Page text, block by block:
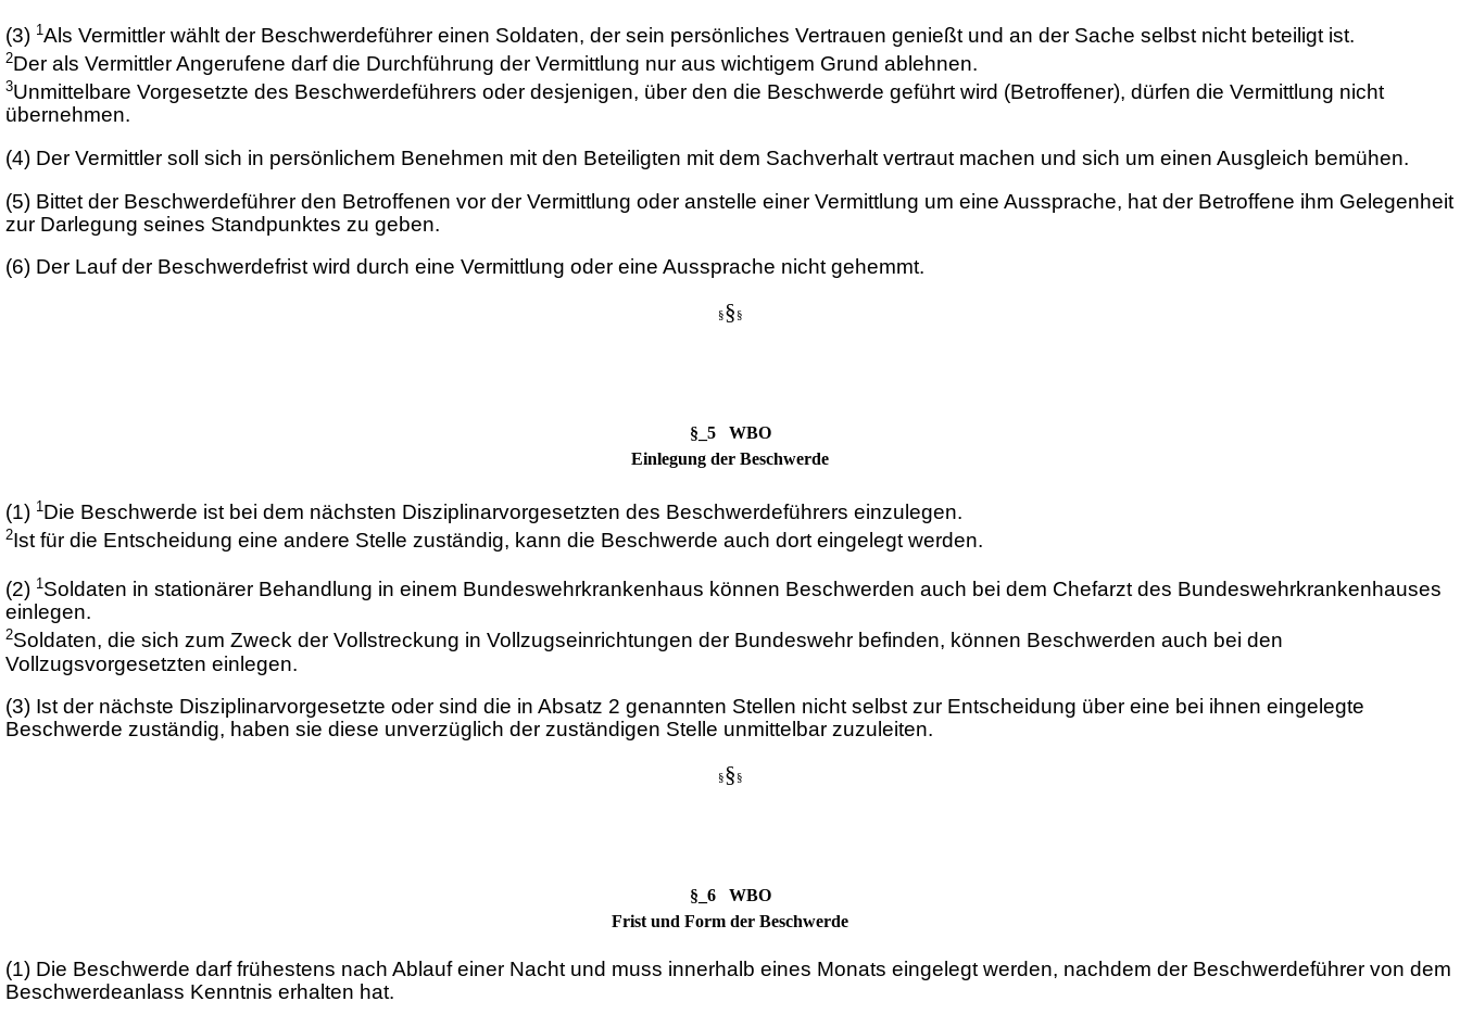
(3) 1Als Vermittler wählt der Beschwerdeführer einen Soldaten, der sein persönliches Vertrauen genießt und an der Sache selbst nicht beteiligt ist.
2Der als Vermittler Angerufene darf die Durchführung der Vermittlung nur aus wichtigem Grund ablehnen.
3Unmittelbare Vorgesetzte des Beschwerdeführers oder desjenigen, über den die Beschwerde geführt wird (Betroffener), dürfen die Vermittlung nicht
übernehmen.
(4) Der Vermittler soll sich in persönlichem Benehmen mit den Beteiligten mit dem Sachverhalt vertraut machen und sich um einen Ausgleich bemühen.
(5) Bittet der Beschwerdeführer den Betroffenen vor der Vermittlung oder anstelle einer Vermittlung um eine Aussprache, hat der Betroffene ihm Gelegenheit
zur Darlegung seines Standpunktes zu geben.
(6) Der Lauf der Beschwerdefrist wird durch eine Vermittlung oder eine Aussprache nicht gehemmt.
§§ §
§_5 WBO
Einlegung der Beschwerde
(1) 1Die Beschwerde ist bei dem nächsten Disziplinarvorgesetzten des Beschwerdeführers einzulegen.
2Ist für die Entscheidung eine andere Stelle zuständig, kann die Beschwerde auch dort eingelegt werden.
(2) 1Soldaten in stationärer Behandlung in einem Bundeswehrkrankenhaus können Beschwerden auch bei dem Chefarzt des Bundeswehrkrankenhauses
einlegen.
2Soldaten, die sich zum Zweck der Vollstreckung in Vollzugseinrichtungen der Bundeswehr befinden, können Beschwerden auch bei den
Vollzugsvorgesetzten einlegen.
(3) Ist der nächste Disziplinarvorgesetzte oder sind die in Absatz 2 genannten Stellen nicht selbst zur Entscheidung über eine bei ihnen eingelegte
Beschwerde zuständig, haben sie diese unverzüglich der zuständigen Stelle unmittelbar zuzuleiten.
§§ §
§_6 WBO
Frist und Form der Beschwerde
(1) Die Beschwerde darf frühestens nach Ablauf einer Nacht und muss innerhalb eines Monats eingelegt werden, nachdem der Beschwerdeführer von dem
Beschwerdeanlass Kenntnis erhalten hat.